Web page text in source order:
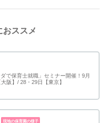
おススメ
ダで保育士就職」セミナー開催！9月
阪】/ 28・29日【東京】
現地の保育園の様子